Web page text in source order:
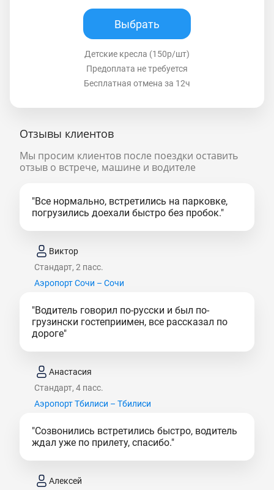
Выбрать
Детские кресла (150р/шт)
Предоплата не требуется
Бесплатная отмена за 12ч
Отзывы клиентов
Мы просим клиентов после поездки оставить
отзыв о встрече, машине и водителе
"Все нормально, встретились на парковке,
погрузились доехали быстро без пробок."
Виктор
Стандарт, 2 пасс.
Аэропорт Сочи – Сочи
"Водитель говорил по-русски и был по-
грузински гостеприимен, все рассказал по
дороге"
Анастасия
Стандарт, 4 пасс.
Аэропорт Тбилиси – Тбилиси
"Созвонились встретились быстро, водитель
ждал уже по прилету, спасибо."
Алексей